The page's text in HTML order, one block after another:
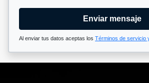
Enviar mensaje
Al enviar tus datos aceptas los Términos de servicio